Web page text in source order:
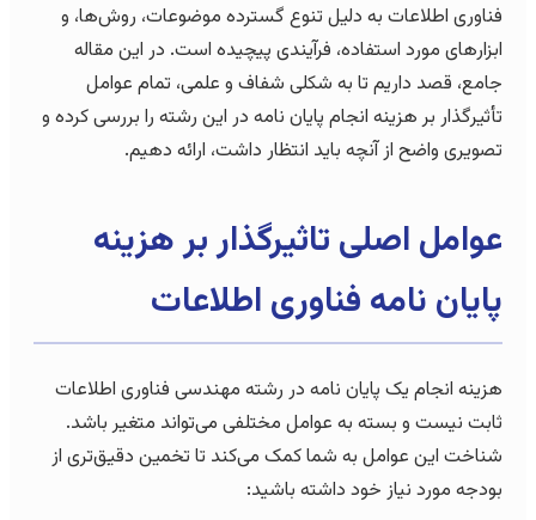
فناوری اطلاعات به دلیل تنوع گسترده موضوعات، روش‌ها، و
ابزارهای مورد استفاده، فرآیندی پیچیده است. در این مقاله
جامع، قصد داریم تا به شکلی شفاف و علمی، تمام عوامل
تأثیرگذار بر هزینه انجام پایان نامه در این رشته را بررسی کرده و
تصویری واضح از آنچه باید انتظار داشت، ارائه دهیم.
عوامل اصلی تاثیرگذار بر هزینه
پایان نامه فناوری اطلاعات
هزینه انجام یک پایان نامه در رشته مهندسی فناوری اطلاعات
ثابت نیست و بسته به عوامل مختلفی می‌تواند متغیر باشد.
شناخت این عوامل به شما کمک می‌کند تا تخمین دقیق‌تری از
بودجه مورد نیاز خود داشته باشید: